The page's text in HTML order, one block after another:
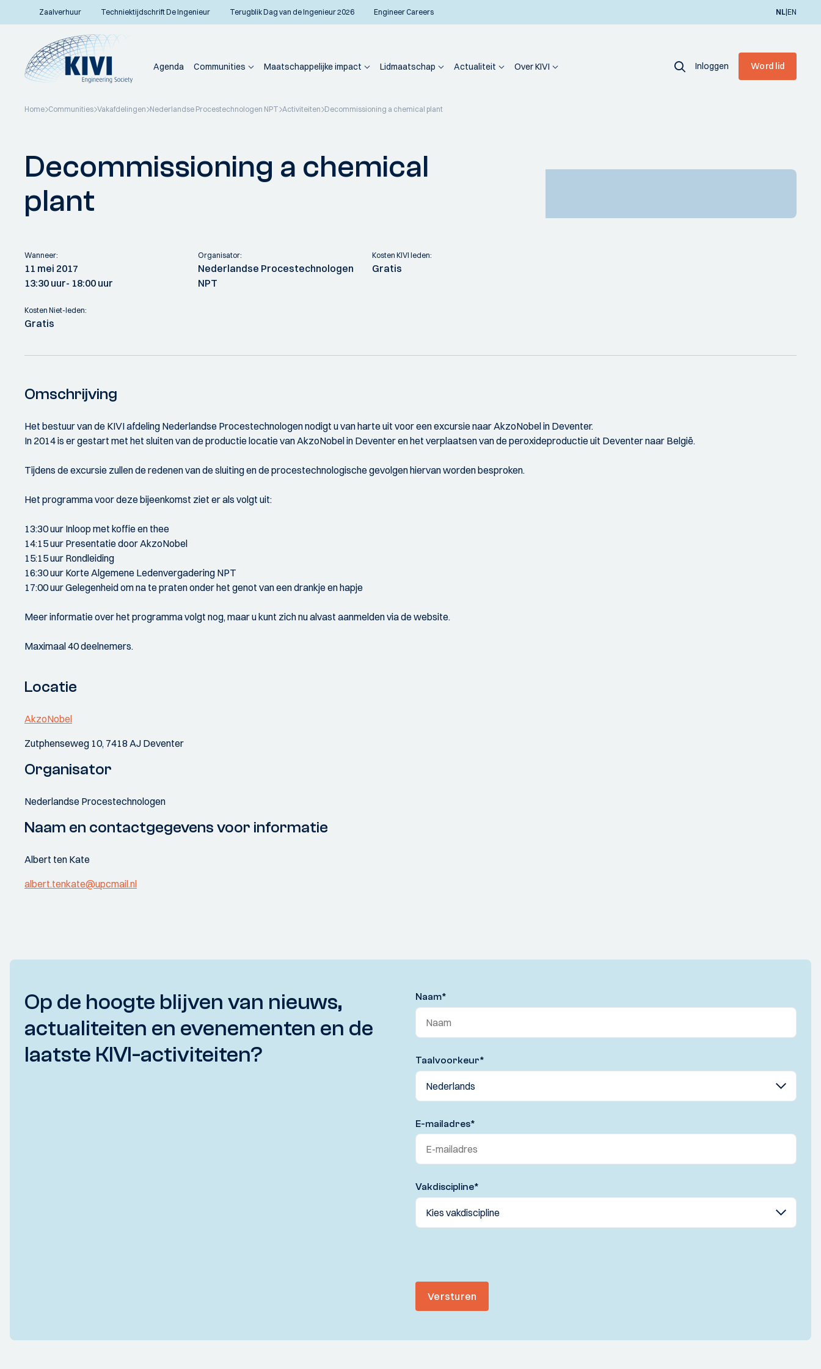
Zaalverhuur Techniektijdschrift De Ingenieur Terugblik Dag van de Ingenieur 2026 Engineer Careers NL|EN
Agenda Communities Maatschappelijke impact Lidmaatschap Actualiteit Over KIVI Inloggen Word lid
Home Communities Vakafdelingen Nederlandse Procestechnologen NPT Activiteiten Decommissioning a chemical plant
Decommissioning a chemical
plant
Wanneer:
11 mei 2017
13:30 uur- 18:00 uur
Organisator:
Nederlandse Procestechnologen
NPT
Kosten KIVI leden:
Gratis
Kosten Niet-leden:
Gratis
Omschrijving
Het bestuur van de KIVI afdeling Nederlandse Procestechnologen nodigt u van harte uit voor een excursie naar AkzoNobel in Deventer.
In 2014 is er gestart met het sluiten van de productie locatie van AkzoNobel in Deventer en het verplaatsen van de peroxideproductie uit Deventer naar België.
Tijdens de excursie zullen de redenen van de sluiting en de procestechnologische gevolgen hiervan worden besproken.
Het programma voor deze bijeenkomst ziet er als volgt uit:
13:30 uur Inloop met koffie en thee
14:15 uur Presentatie door AkzoNobel
15:15 uur Rondleiding
16:30 uur Korte Algemene Ledenvergadering NPT
17:00 uur Gelegenheid om na te praten onder het genot van een drankje en hapje
Meer informatie over het programma volgt nog, maar u kunt zich nu alvast aanmelden via de website.
Maximaal 40 deelnemers.
Locatie
AkzoNobel
Zutphenseweg 10, 7418 AJ Deventer
Organisator
Nederlandse Procestechnologen
Naam en contactgegevens voor informatie
Albert ten Kate
albert.tenkate@upcmail.nl
Op de hoogte blijven van nieuws,
actualiteiten en evenementen en de
laatste KIVI-activiteiten?
Naam*
Taalvoorkeur*
E-mailadres*
Vakdiscipline*
Versturen